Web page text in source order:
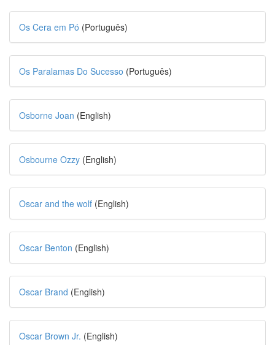
Os Cera em Pó (Português)
Os Paralamas Do Sucesso (Português)
Osborne Joan (English)
Osbourne Ozzy (English)
Oscar and the wolf (English)
Oscar Benton (English)
Oscar Brand (English)
Oscar Brown Jr. (English)